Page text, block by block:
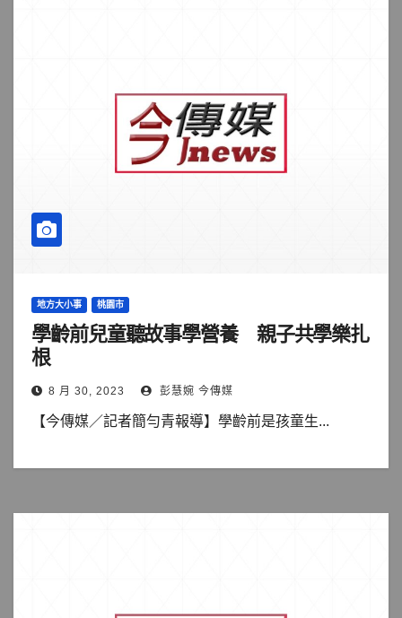
地方大小事 桃園市
學齡前兒童聽故事學營養 親子共學樂扎
根
8 月 30, 2023 彭慧婉 今傳媒
【今傳媒／記者簡勻青報導】學齡前是孩童生...